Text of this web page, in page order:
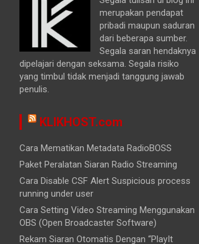
merupakan pendapat
pribadi maupun saduran
dari beberapa sumber.
Segala saran hendaknya
dipelajari dengan seksama. Segala risiko
yang timbul tidak menjadi tanggung jawab
penulis.
KLIKHOST.com
Cara Mematikan Metadata RadioBOSS
Paket Peralatan Siaran Radio Streaming
Cara Disable CSF Alert Suspicious process
running under user
Cara Setting Video Streaming Menggunakan
OBS (Open Broadcaster Software)
Rekam Siaran Otomatis Dengan “PlayIt